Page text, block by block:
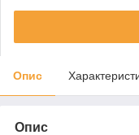
Опис
Опис